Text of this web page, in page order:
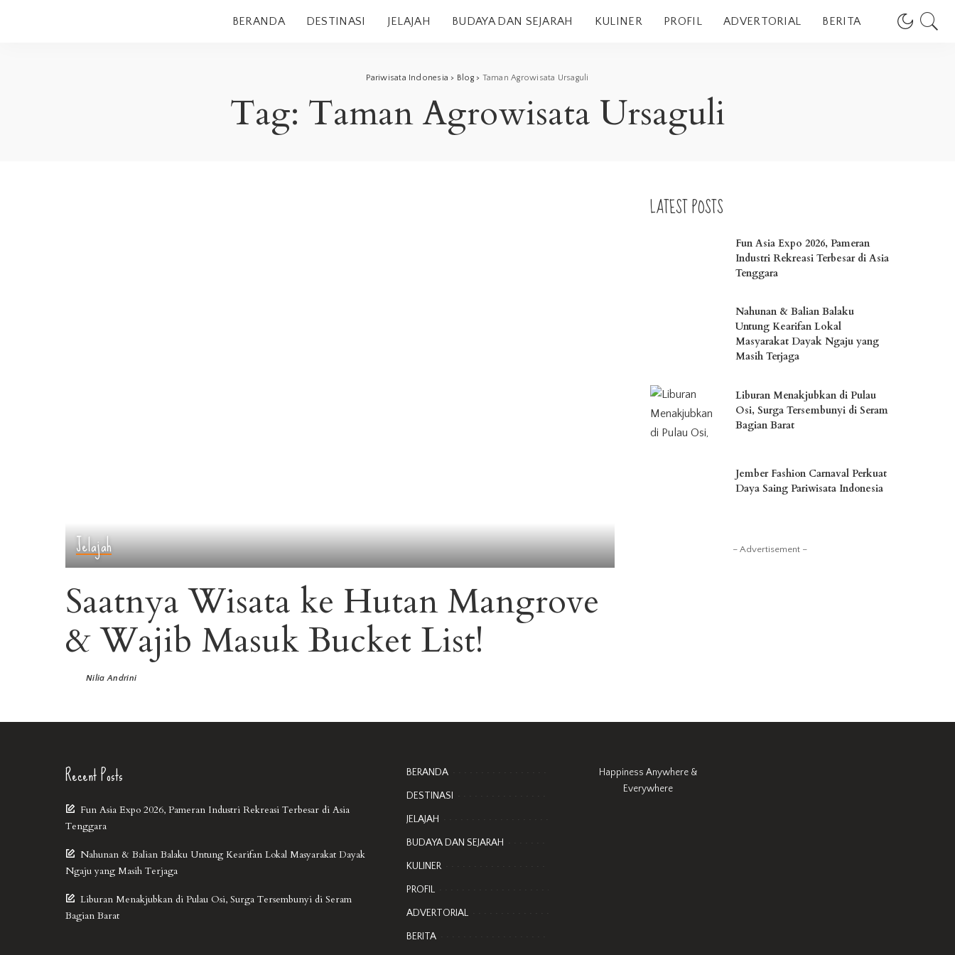
BERANDA DESTINASI JELAJAH BUDAYA DAN SEJARAH KULINER PROFIL ADVERTORIAL BERITA
Pariwisata Indonesia > Blog> Taman Agrowisata Ursaguli
Tag: Taman Agrowisata Ursaguli
Jelajah
Saatnya Wisata ke Hutan Mangrove
& Wajib Masuk Bucket List!
Nilia Andrini
LATEST POSTS
Fun Asia Expo 2026, Pameran
Industri Rekreasi Terbesar di Asia
Tenggara
Nahunan & Balian Balaku
Untung Kearifan Lokal
Masyarakat Dayak Ngaju yang
Masih Terjaga
Liburan Menakjubkan di Pulau
Osi, Surga Tersembunyi di Seram
Bagian Barat
Jember Fashion Carnaval Perkuat
Daya Saing Pariwisata Indonesia
– Advertisement –
Recent Posts
Fun Asia Expo 2026, Pameran Industri Rekreasi Terbesar di Asia
Tenggara
Nahunan & Balian Balaku Untung Kearifan Lokal Masyarakat Dayak
Ngaju yang Masih Terjaga
Liburan Menakjubkan di Pulau Osi, Surga Tersembunyi di Seram
Bagian Barat
BERANDA
DESTINASI
JELAJAH
BUDAYA DAN SEJARAH
KULINER
PROFIL
ADVERTORIAL
BERITA
Happiness Anywhere &
Everywhere